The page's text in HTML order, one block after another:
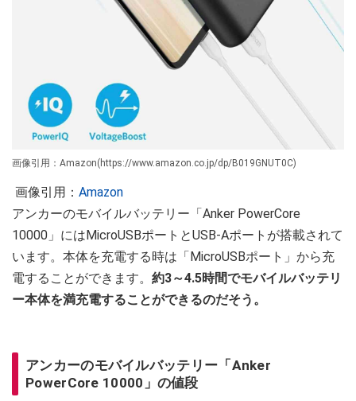
画像引用：Amazon(https://www.amazon.co.jp/dp/B019GNUT0C)
画像引用： Amazon
アンカーのモバイルバッテリー「Anker PowerCore
10000」にはMicroUSBポートとUSB-Aポートが搭載されて
います。本体を充電する時は「MicroUSBポート」から充
電することができます。 約3～4.5時間でモバイルバッテリ
ー本体を満充電することができるのだそう。
アンカーのモバイルバッテリー「Anker
PowerCore 10000」の値段